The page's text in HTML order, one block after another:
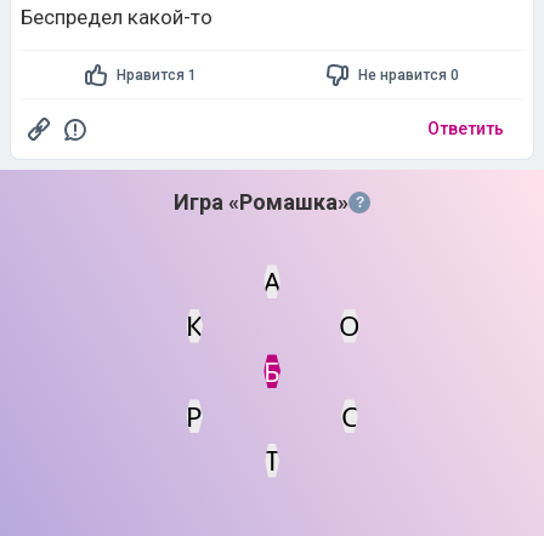
Беспредел какой-то
Нравится 1 Не нравится 0
Ответить
Игра «Ромашка» ?
Мин. кол-во очков
Б
А
К
О
Р
С
Т